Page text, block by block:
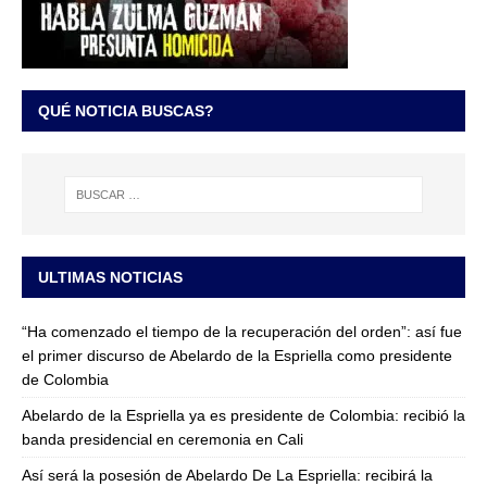
QUÉ NOTICIA BUSCAS?
ULTIMAS NOTICIAS
“Ha comenzado el tiempo de la recuperación del orden”: así fue
el primer discurso de Abelardo de la Espriella como presidente
de Colombia
Abelardo de la Espriella ya es presidente de Colombia: recibió la
banda presidencial en ceremonia en Cali
Así será la posesión de Abelardo De La Espriella: recibirá la